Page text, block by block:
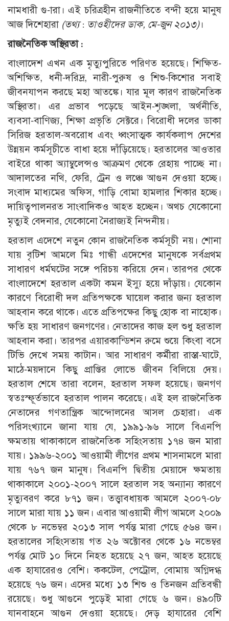
নামধারী গু-ারা। এই চরিত্রহীন রাজনীতিতে বন্দী হয়ে মানুষ
আজ দিশেহারা (তথ্য : তাওহীদের ডাক, মে-জুন ২০১৩)।
রাজনৈতিক অস্থিরতা :
বাংলাদেশ এখন এক মৃত্যুপুরিতে পরিণত হয়েছে। শিক্ষিত-
অশিক্ষিত, ধনী-দরিদ্র, নারী-পুরুষ ও শিশু-কিশোর সবাই
জীবনযাপন করছে মহা আতঙ্কে। যার মূল কারণ রাজনৈতিক
অস্থিরতা। এর প্রভাব পড়েছে আইন-শৃঙ্খলা, অর্থনীতি,
ব্যবসা-বাণিজ্য, শিক্ষা প্রভৃতি সেক্টরে। বিরোধী দলের ডাকা
সিরিজ হরতাল-অবরোধ এবং ধ্বংসাত্মক কার্যকলাপ দেশের
উন্নয়ন কর্মসূচীতে বাধা হয়ে দাঁড়িয়েছে। হরতালের আওতার
বাইরে থাকা অ্যাম্বুলেন্সও আক্রমণ থেকে রেহায় পাচ্ছে না।
আদালতের নথি, ফেরি, ট্রেন ও লঞ্চে আগুন দেওয়া হচ্ছে।
সংবাদ মাধ্যমের অফিস, গাড়ি বোমা হামলার শিকার হচ্ছে।
দায়িত্বপালনরত সাংবাদিকও আহত হচ্ছেন। অথচ যেকোনো
মৃত্যুই বেদনার, যেকোনো নৈরাজ্যই নিন্দনীয়।
হরতাল এদেশে নতুন কোন রাজনৈতিক কর্মসূচী নয়। শোনা
যায় বৃটিশ আমলে মিঃ গান্ধী এদেশের মানুষকে সর্বপ্রথম
সাধারণ ধর্মঘটের সঙ্গে পরিচয় করিয়ে দেন। তারপর থেকে
বাংলাদেশে হরতাল একটা কমন ইস্যু হয়ে দাঁড়ায়। যেকোন
কারণে বিরোধী দল প্রতিপক্ষকে ঘায়েল করার জন্য হরতাল
আহবান করে থাকে। এতে প্রতিপক্ষের কিছু হোক বা নাহোক।
ক্ষতি হয় সাধারণ জনগণের। নেতাদের কাজ হল শুধু হরতাল
আহবান করা। তারপর এয়ারকান্ডিশন রুমে শুয়ে কিংবা বসে
টিভি দেখে সময় কাটান। আর সাধারণ কর্মীরা রাস্তা-ঘাটে,
মাঠে-ময়দানে কিছু প্রাপ্তির লোভে জীবন বিলিয়ে দেয়।
হরতাল শেষে তারা বলেন, হরতাল সফল হয়েছে। জনগণ
স্বতঃস্ফূর্তভাবে হরতাল পালন করেছে। এই হল রাজনৈতিক
নেতাদের গণতান্ত্রিক আন্দোলনের আসল চেহারা। এক
পরিসংখ্যানে জানা যায় যে, ১৯৯১-৯৬ সালে বিএনপি
ক্ষমতায় থাকাকালে রাজনৈতিক সহিংসতায় ১৭৪ জন মারা
যায়। ১৯৯৬-২০০১ আওয়ামী লীগের প্রথম শাসনামলে মারা
যায় ৭৬৭ জন মানুষ। বিএনপি দ্বিতীয় মেয়াদে ক্ষমতায়
থাকাকালে ২০০১-২০০৭ সালে হরতাল সহ অন্যান্য কারণে
মৃত্যুবরণ করে ৮৭১ জন। তত্ত্বাবধায়ক আমলে ২০০৭-০৮
সালে মারা যায় ১১ জন। এবার আওয়ামী লীগ আমলে ২০০৯
থেকে ৮ নভেম্বর ২০১৩ সাল পর্যন্ত মারা গেছে ৫৬৪ জন।
হরতালের সহিংসতায় গত ২৬ অক্টোবর থেকে ১৬ নভেম্বর
পর্যন্ত মোট ১০ দিনে নিহত হয়েছে ২৭ জন, আহত হয়েছে
এক হাযারেরও বেশি। ককটেল, পেট্রোল, বোমায় অগ্নিদগ্ধ
হয়েছে ৭৬ জন। এদের মধ্যে ১৩ শিশু ও তিনজন প্রতিবন্ধী
রয়েছে। শুধু আগুনে পুড়েই মারা গেছে ৬ জন। ৪৯০টি
যানবাহনে আগুন দেওয়া হয়েছে। দেড় হাযারের বেশি